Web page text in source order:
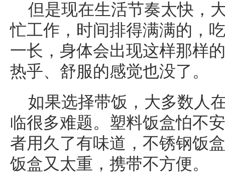
但是现在生活节奏太快，
忙工作，时间排得满满的，
一长，身体会出现这样那样
热乎、舒服的感觉也没了。
如果选择带饭，大多数人
临很多难题。塑料饭盒怕不
者用久了有味道，不锈钢饭
饭盒又太重，携带不方便。